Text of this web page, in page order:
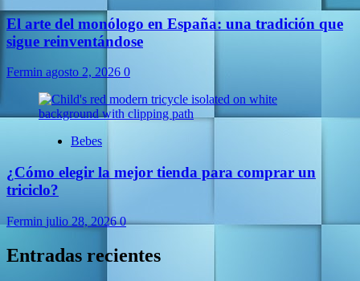
El arte del monólogo en España: una tradición que
sigue reinventándose
Fermin agosto 2, 2026 0
Bebes
¿Cómo elegir la mejor tienda para comprar un
triciclo?
Fermin julio 28, 20260
Entradas recientes